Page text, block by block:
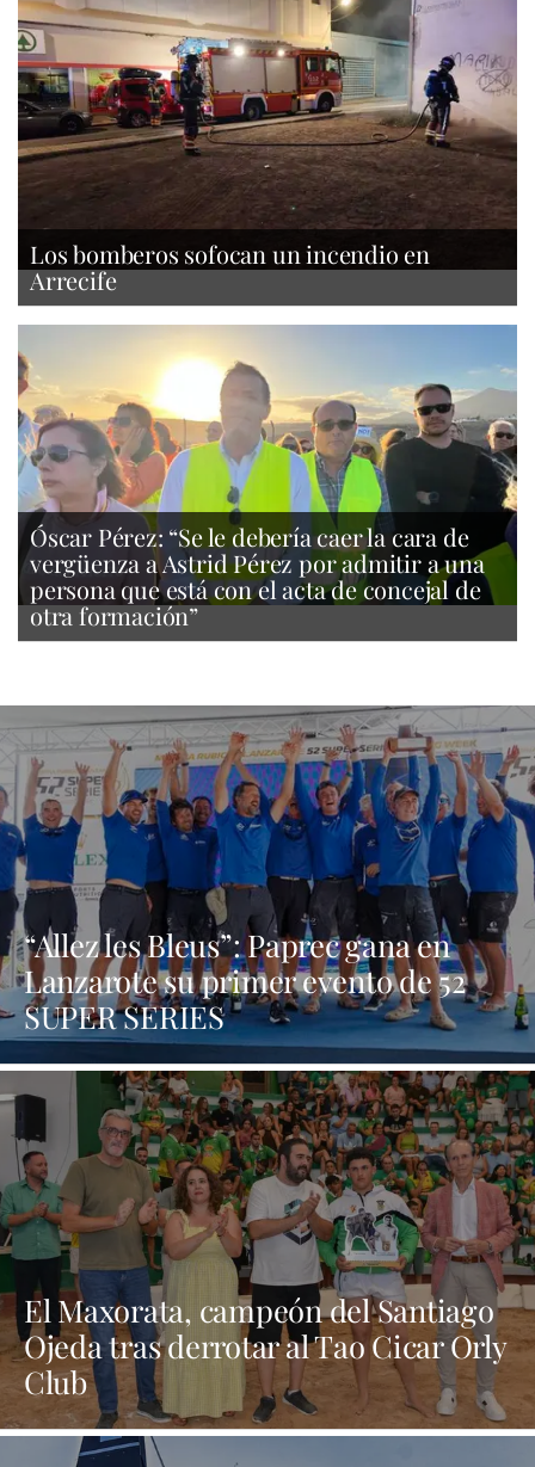
Los bomberos sofocan un incendio en
Arrecife
Óscar Pérez: “Se le debería caer la cara de
vergüenza a Astrid Pérez por admitir a una
persona que está con el acta de concejal de
otra formación”
“Allez les Bleus”: Paprec gana en
Lanzarote su primer evento de 52
SUPER SERIES
El Maxorata, campeón del Santiago
Ojeda tras derrotar al Tao Cicar Orly
Club